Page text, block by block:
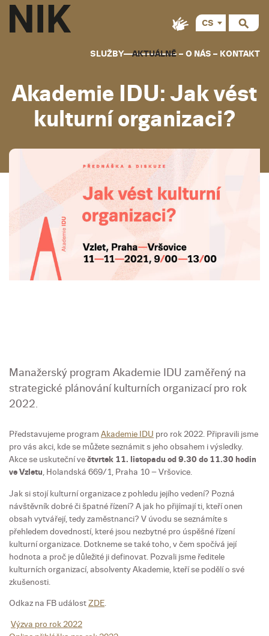
SLUŽBY AKTUÁLNĚ O NÁS KONTAKT
CS
Akademie IDU: Jak vést
kulturní organizaci?
Manažerský program Akademie IDU zaměřený na
strategické plánování kulturních organizací pro rok
2022.
Představujeme program Akademie IDU pro rok 2022. Připravili jsme
pro vás akci, kde se můžete seznámit s jeho obsahem i výsledky.
Akce se uskuteční večtvrtek 11. listopadu od 9.30 do 11.30 hodin
ve Vzletu, Holandská 669/1, Praha 10 – Vršovice.
Jak si stojí kulturní organizace z pohledu jejího vedení? Pozná
návštěvník dobré či špatné řízení? A jak ho přijímají ti, kteří onen
obsah vytvářejí, tedy zaměstnanci? V úvodu se seznámíte s
přehledem dovedností, které jsou nezbytné pro úspěšné řízení
kulturní organizace. Dotkneme se také toho, v čem spočívá její
hodnota a proč je důležité ji definovat. Pozvali jsme ředitele
kulturních organizací, absolventy Akademie, kteří se podělí o své
zkušenosti.
Odkaz na FB událostZDE.
Výzva pro rok 2022